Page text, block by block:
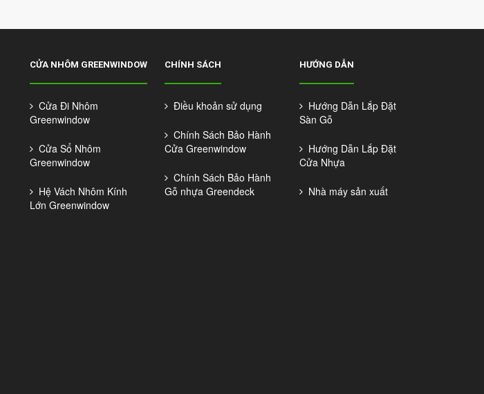
CỬA NHÔM GREENWINDOW
Cửa Đi Nhôm
Greenwindow
Cửa Sổ Nhôm
Greenwindow
Hệ Vách Nhôm Kính
Lớn Greenwindow
CHÍNH SÁCH
Điều khoản sử dụng
Chính Sách Bảo Hành
Cửa Greenwindow
Chính Sách Bảo Hành
Gỗ nhựa Greendeck
HƯỚNG DẪN
Hướng Dẫn Lắp Đặt
Sàn Gỗ
Hướng Dẫn Lắp Đặt
Cửa Nhựa
Nhà máy sản xuất